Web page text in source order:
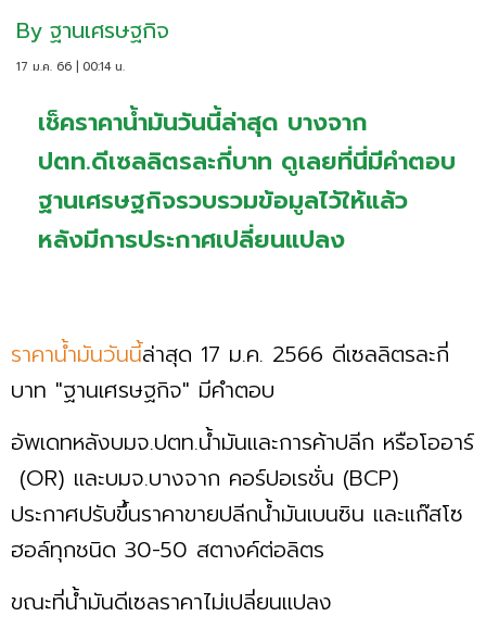
By ฐานเศรษฐกิจ
17 ม.ค. 66 | 00:14 น.
เช็คราคาน้ำมันวันนี้ล่าสุด บางจาก
ปตท.ดีเซลลิตรละกี่บาท ดูเลยที่นี่มีคำตอบ
ฐานเศรษฐกิจรวบรวมข้อมูลไว้ให้แล้ว
หลังมีการประกาศเปลี่ยนแปลง
ราคาน้ำมันวันนี้ล่าสุด 17 ม.ค. 2566 ดีเซลลิตรละกี่
บาท "ฐานเศรษฐกิจ" มีคำตอบ
อัพเดทหลังบมจ.ปตท.น้ำมันและการค้าปลีก หรือโออาร์
(OR) และบมจ.บางจาก คอร์ปอเรชั่น (BCP)
ประกาศปรับขึ้นราคาขายปลีกน้ำมันเบนซิน และแก๊สโซ
ฮอล์ทุกชนิด 30-50 สตางค์ต่อลิตร
ขณะที่น้ำมันดีเซลราคาไม่เปลี่ยนแปลง